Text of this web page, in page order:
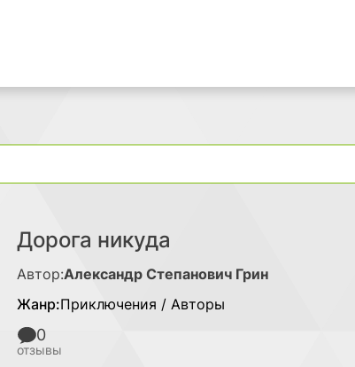
Дорога никуда
Автор:Александр Степанович Грин
Жанр:Приключения / Авторы
0
отзывы